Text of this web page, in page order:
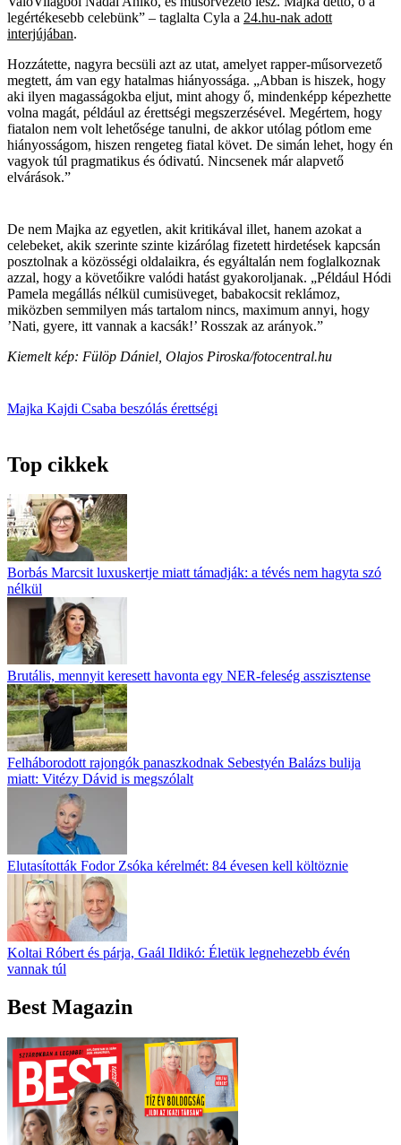
legértékesebb celebünk” – taglalta Cyla a 24.hu-nak adott
interjújában.
Hozzátette, nagyra becsüli azt az utat, amelyet rapper-műsorvezető
megtett, ám van egy hatalmas hiányossága. „Abban is hiszek, hogy
aki ilyen magasságokba eljut, mint ahogy ő, mindenképp képezhette
volna magát, például az érettségi megszerzésével. Megértem, hogy
fiatalon nem volt lehetősége tanulni, de akkor utólag pótlom eme
hiányosságom, hiszen rengeteg fiatal követ. De simán lehet, hogy én
vagyok túl pragmatikus és ódivatú. Nincsenek már alapvető
elvárások.”
De nem Majka az egyetlen, akit kritikával illet, hanem azokat a
celebeket, akik szerinte szinte kizárólag fizetett hirdetések kapcsán
posztolnak a közösségi oldalaikra, és egyáltalán nem foglalkoznak
azzal, hogy a követőikre valódi hatást gyakoroljanak. „Például Hódi
Pamela megállás nélkül cumisüveget, babakocsit reklámoz,
miközben semmilyen más tartalom nincs, maximum annyi, hogy
’Nati, gyere, itt vannak a kacsák!’ Rosszak az arányok.”
Kiemelt kép: Fülöp Dániel, Olajos Piroska/fotocentral.hu
Majka Kajdi Csaba beszólás érettségi
Top cikkek
Borbás Marcsit luxuskertje miatt támadják: a tévés nem hagyta szó
nélkül
Brutális, mennyit keresett havonta egy NER-feleség asszisztense
Felháborodott rajongók panaszkodnak Sebestyén Balázs bulija
miatt: Vitézy Dávid is megszólalt
Elutasították Fodor Zsóka kérelmét: 84 évesen kell költöznie
Koltai Róbert és párja, Gaál Ildikó: Életük legnehezebb évén
vannak túl
Best Magazin